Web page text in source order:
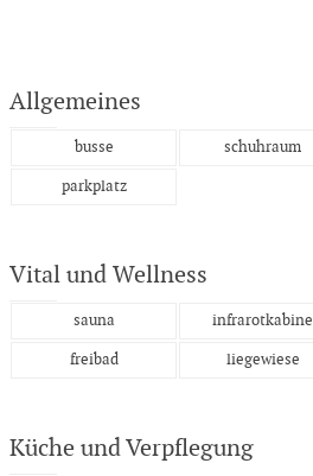
Allgemeines
busse schuhraum
parkplatz
Vital und Wellness
sauna infrarotkabine
freibad liegewiese
Küche und Verpflegung